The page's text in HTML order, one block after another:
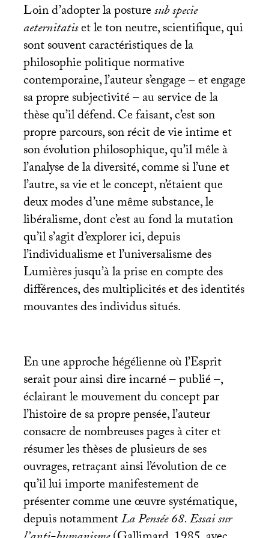
Loin d’adopter la posturesub specie
aeternitatiset le ton neutre, scientifique, qui
sont souvent caractéristiques de la
philosophie politique normative
contemporaine, l’auteur s’engage – et engage
sa propre subjectivité – au service de la
thèse qu’il défend. Ce faisant, c’est son
propre parcours, son récit de vie intime et
son évolution philosophique, qu’il mêle à
l’analyse de la diversité, comme si l’une et
l’autre, sa vie et le concept, n’étaient que
deux modes d’une même substance, le
libéralisme, dont c’est au fond la mutation
qu’il s’agit d’explorer ici, depuis
l’individualisme et l’universalisme des
Lumières jusqu’à la prise en compte des
différences, des multiplicités et des identités
mouvantes des individus situés.
En une approche hégélienne où l’Esprit
serait pour ainsi dire incarné – publié –,
éclairant le mouvement du concept par
l’histoire de sa propre pensée, l’auteur
consacre de nombreuses pages à citer et
résumer les thèses de plusieurs de ses
ouvrages, retraçant ainsi l’évolution de ce
qu’il lui importe manifestement de
présenter comme une œuvre systématique,
depuis notammentLa Pensée 68. Essai sur